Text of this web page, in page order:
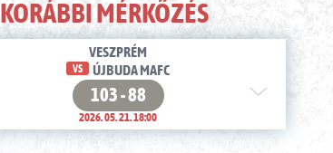
KORÁBBI MÉRKŐZÉS
VESZPRÉM
VS ÚJBUDA MAFC
103 - 88
2026. 05. 21. 18:00